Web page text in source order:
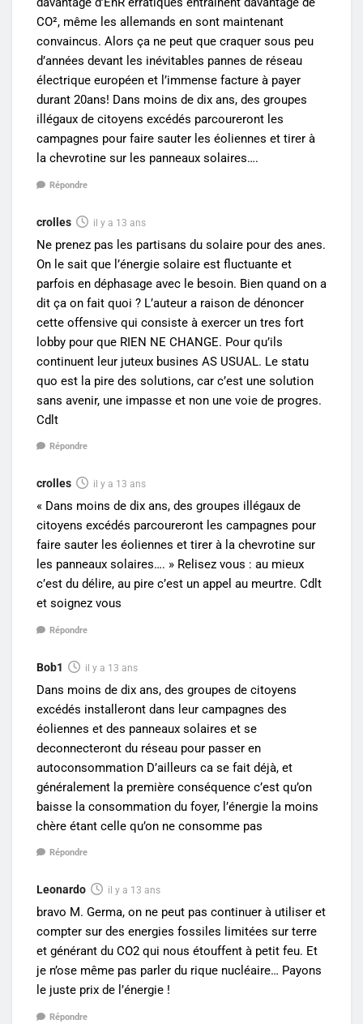
CO², même les allemands en sont maintenant
convaincus. Alors ça ne peut que craquer sous peu
d’années devant les inévitables pannes de réseau
électrique européen et l’immense facture à payer
durant 20ans! Dans moins de dix ans, des groupes
illégaux de citoyens excédés parcoureront les
campagnes pour faire sauter les éoliennes et tirer à
la chevrotine sur les panneaux solaires….
Répondre
crolles il y a 13 ans
Ne prenez pas les partisans du solaire pour des anes.
On le sait que l’énergie solaire est fluctuante et
parfois en déphasage avec le besoin. Bien quand on a
dit ça on fait quoi ? L’auteur a raison de dénoncer
cette offensive qui consiste à exercer un tres fort
lobby pour que RIEN NE CHANGE. Pour qu’ils
continuent leur juteux busines AS USUAL. Le statu
quo est la pire des solutions, car c’est une solution
sans avenir, une impasse et non une voie de progres.
Cdlt
Répondre
crolles il y a 13 ans
« Dans moins de dix ans, des groupes illégaux de
citoyens excédés parcoureront les campagnes pour
faire sauter les éoliennes et tirer à la chevrotine sur
les panneaux solaires…. » Relisez vous : au mieux
c’est du délire, au pire c’est un appel au meurtre. Cdlt
et soignez vous
Répondre
Bob1 il y a 13 ans
Dans moins de dix ans, des groupes de citoyens
excédés installeront dans leur campagnes des
éoliennes et des panneaux solaires et se
deconnecteront du réseau pour passer en
autoconsommation D’ailleurs ca se fait déjà, et
généralement la première conséquence c’est qu’on
baisse la consommation du foyer, l’énergie la moins
chère étant celle qu’on ne consomme pas
Répondre
Leonardo il y a 13 ans
bravo M. Germa, on ne peut pas continuer à utiliser et
compter sur des energies fossiles limitées sur terre
et générant du CO2 qui nous étouffent à petit feu. Et
je n’ose même pas parler du rique nucléaire… Payons
le juste prix de l’énergie !
Répondre